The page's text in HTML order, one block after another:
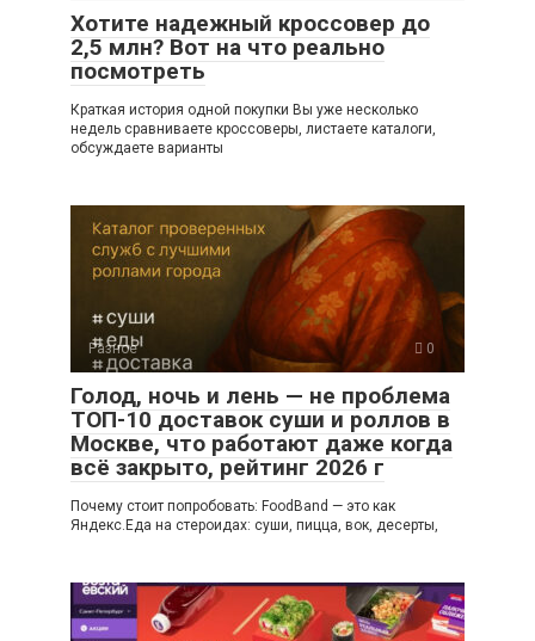
Хотите надежный кроссовер до
2,5 млн? Вот на что реально
посмотреть
Краткая история одной покупки Вы уже несколько
недель сравниваете кроссоверы, листаете каталоги,
обсуждаете варианты
Разное 0
Голод, ночь и лень — не проблема
ТОП-10 доставок суши и роллов в
Москве, что работают даже когда
всё закрыто, рейтинг 2026 г
Почему стоит попробовать: FoodBand — это как
Яндекс.Еда на стероидах: суши, пицца, вок, десерты,